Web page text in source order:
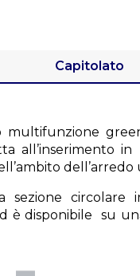
all’inserimento
dell’arredo
circolare
è disponibile su
Capitolato